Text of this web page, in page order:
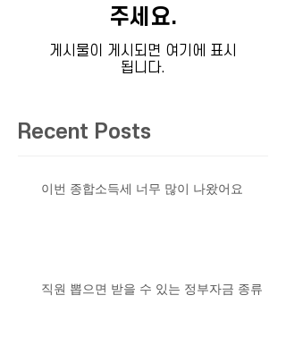
주세요.
게시물이 게시되면 여기에 표시
됩니다.
Recent Posts
이번 종합소득세 너무 많이 나왔어요
직원 뽑으면 받을 수 있는 정부자금 종류